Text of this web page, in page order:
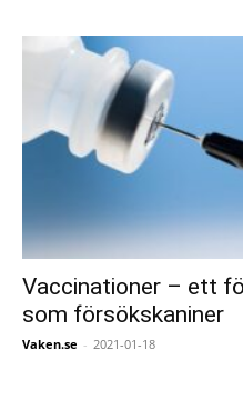
Vaccinationer – ett
som försökskaniner
Vaken.se - 2021-01-18